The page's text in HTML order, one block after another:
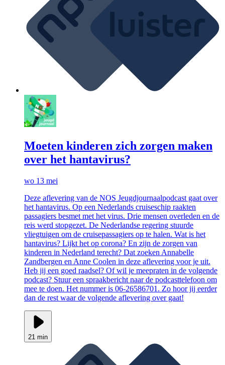
Moeten kinderen zich zorgen maken
over het hantavirus?
wo 13 mei
Deze aflevering van de NOS Jeugdjournaalpodcast gaat over
het hantavirus. Op een Nederlands cruiseschip raakten
passagiers besmet met het virus. Drie mensen overleden en de
reis werd stopgezet. De Nederlandse regering stuurde
vliegtuigen om de cruisepassagiers op te halen. Wat is het
hantavirus? Lijkt het op corona? En zijn de zorgen van
kinderen in Nederland terecht? Dat zoeken Annabelle
Zandbergen en Anne Coolen in deze aflevering voor je uit.
Heb jij een goed raadsel? Of wil je meepraten in de volgende
podcast? Stuur een spraakbericht naar de podcasttelefoon om
mee te doen. Het nummer is 06-26586701. Zo hoor jij eerder
dan de rest waar de volgende aflevering over gaat!
21 min